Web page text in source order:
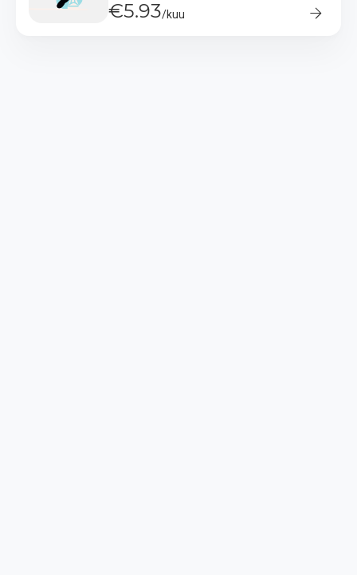
€5.93/kuu